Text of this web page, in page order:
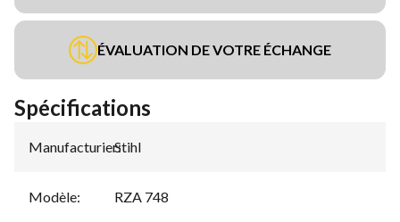
ÉVALUATION DE VOTRE ÉCHANGE
Spécifications
Manufacturier:
Stihl
Modèle: RZA 748